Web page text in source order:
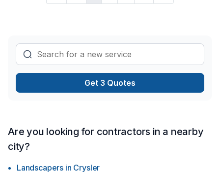
Get 3 Quotes
Are you looking for contractors in a nearby
city?
Landscapers in Crysler